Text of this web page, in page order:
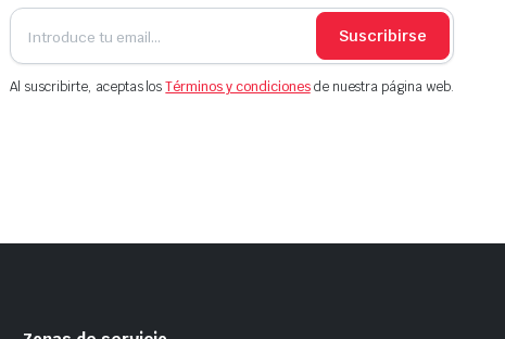
Suscribirse
Al suscribirte, aceptas losTérminos y condicionesde nuestra página web.